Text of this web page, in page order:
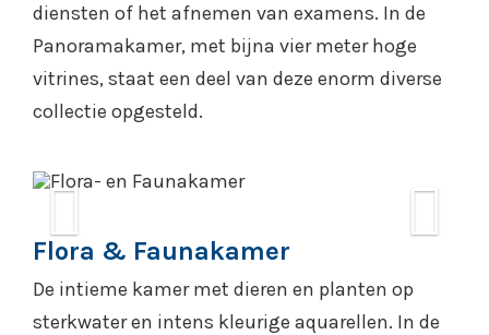
diensten of het afnemen van examens. In de
Panoramakamer, met bijna vier meter hoge
vitrines, staat een deel van deze enorm diverse
collectie opgesteld.
Flora- en Faunakamer met
verschillende planten en dieren
verzameld door Siebold in Japan
Previous
Flora & Faunakamer
De intieme kamer met dieren en planten op
sterkwater en intens kleurige aquarellen. In de